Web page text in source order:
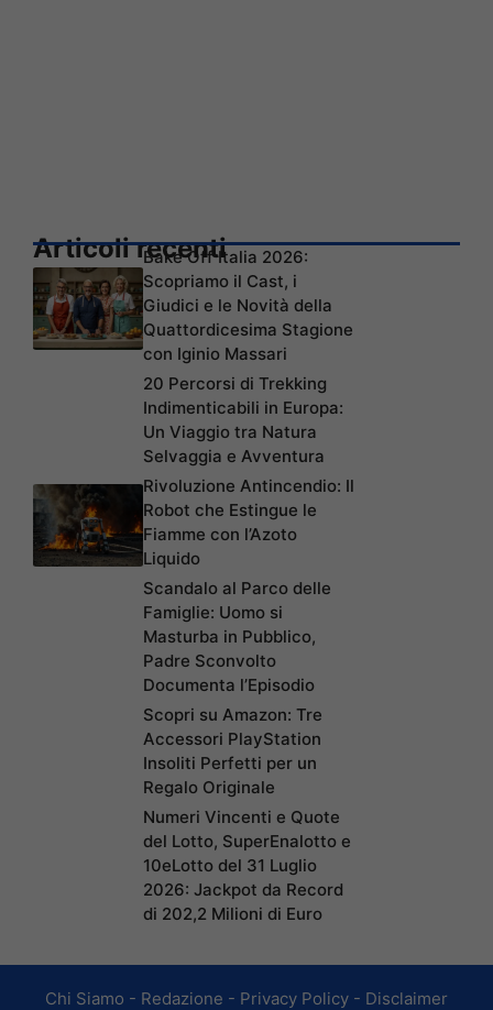
Articoli recentiBake Off Italia 2026:
Scopriamo il Cast, i
Giudici e le Novità della
Quattordicesima Stagione
con Iginio Massari
20 Percorsi di Trekking
Indimenticabili in Europa:
Un Viaggio tra Natura
Selvaggia e Avventura
Rivoluzione Antincendio: Il
Robot che Estingue le
Fiamme con l’Azoto
Liquido
Scandalo al Parco delle
Famiglie: Uomo si
Masturba in Pubblico,
Padre Sconvolto
Documenta l’Episodio
Scopri su Amazon: Tre
Accessori PlayStation
Insoliti Perfetti per un
Regalo Originale
Numeri Vincenti e Quote
del Lotto, SuperEnalotto e
10eLotto del 31 Luglio
2026: Jackpot da Record
di 202,2 Milioni di Euro
Chi Siamo - Redazione - Privacy Policy - Disclaimer